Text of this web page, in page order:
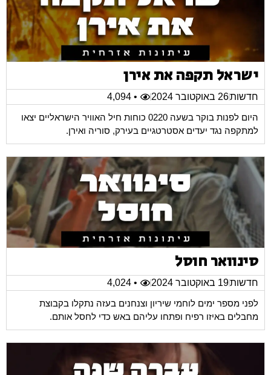
ישראל תקפה את אירן
חדשות26 באוקטובר 2024
• 4,094
היום לפנות בוקר בשעה 0220 כוחות חיל האוויר הישראליים יצאו
למתקפה נגד יעדים אסטרטגיים בעירק, סוריה ואירן.
סינוואר חוסל
חדשות19 באוקטובר 2024
• 4,024
לפני מספר ימים לוחמי שיריון וצנחנים בעזה נתקלו בקבוצת
מחבלים באיזו רפיח ופתחו עליהם באש כדי לחסל אותם.